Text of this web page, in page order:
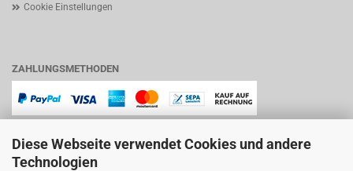
Diese Webseite verwendet Cookies und andere
Technologien
Cookie Einstellungen
ZAHLUNGSMETHODEN